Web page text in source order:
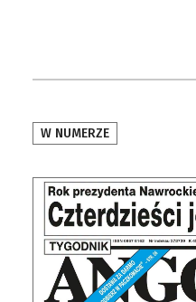
W NUMERZE